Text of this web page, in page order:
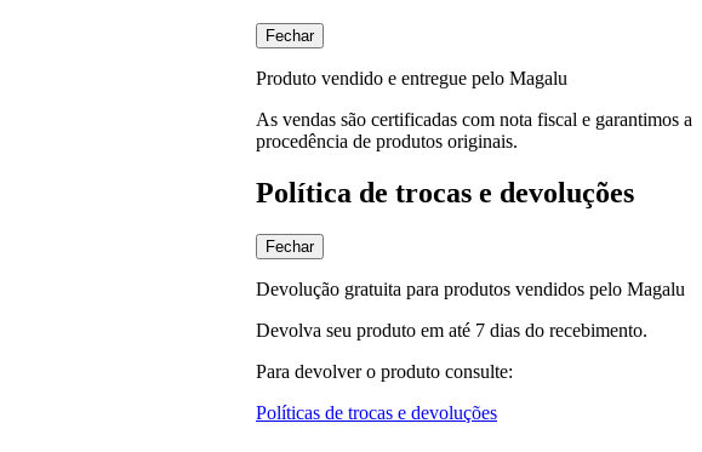
Fechar
Produto vendido e entregue pelo Magalu
As vendas são certificadas com nota fiscal e garantimos a
procedência de produtos originais.
Política de trocas e devoluções
Fechar
Devolução gratuita para produtos vendidos pelo Magalu
Devolva seu produto em até 7 dias do recebimento.
Para devolver o produto consulte:
Políticas de trocas e devoluções